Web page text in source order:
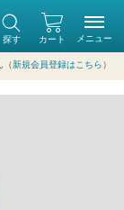
カート
探す
（新規会員登録はこちら ）
メニュー